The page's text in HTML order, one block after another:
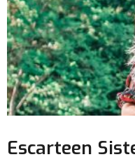
Escarteen